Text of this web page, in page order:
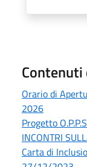
Orario di
2026
Progetto
INCONTRI
Carta di